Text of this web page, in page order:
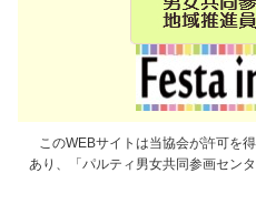
このWEBサイトは当協会が許可を
あり、「パルティ男女共同参画セン